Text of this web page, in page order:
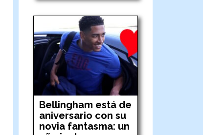
Bellingham está de
aniversario con su
novia fantasma: un